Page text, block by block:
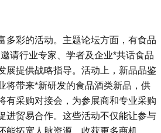
多彩的活动。主题论坛方面，有食品
请行业专家、学者及企业*共话食品
展提供战略指导。活动上，新品品鉴
将带来*新研发的食品酒类新品，供
有采购对接会，为参展商和专业采购
进贸易合作。这些活动不仅能让参与
能拓宽人脉资源，收获更多商机。